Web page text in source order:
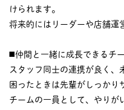
けられます。
将来的にはリーダーや店舗運
◼️仲間と一緒に成長できるチ
スタッフ同士の連携が良く、
困ったときは先輩がしっかり
チームの一員として、やりが